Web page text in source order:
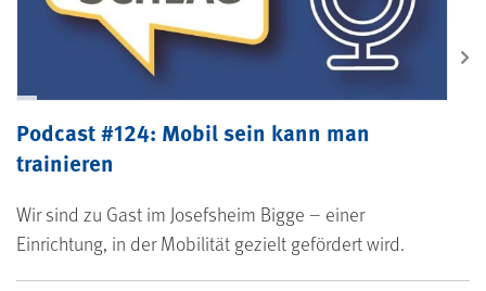
Podcast #124: Mobil sein kann man
trainieren
Wir sind zu Gast im Josefsheim Bigge – einer
Einrichtung, in der Mobilität gezielt gefördert wird.